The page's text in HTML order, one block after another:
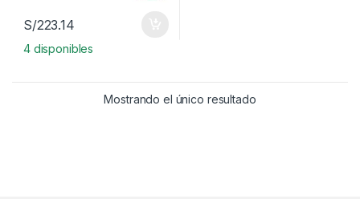
S/223.14
4 disponibles
Mostrando el único resultado